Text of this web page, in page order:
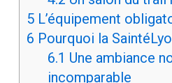
5L’équipement
6 Pourquoi la
6.1 Une ambiance
incomparable